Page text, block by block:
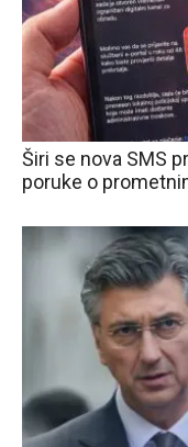
Širi se nova SMS
poruke o